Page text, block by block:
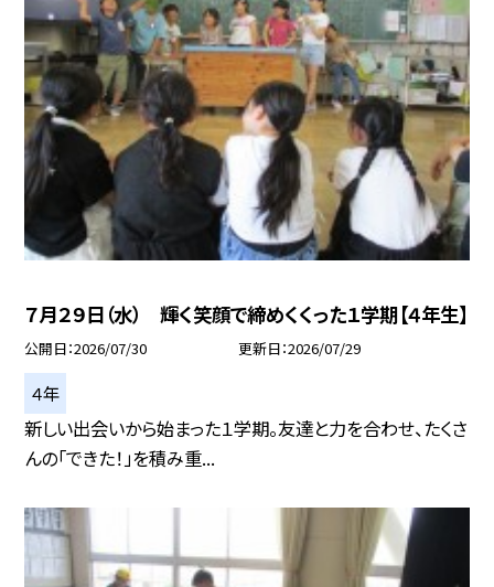
７月２９日（水） 輝く笑顔で締めくくった１学期【４年生】
公開日 2026/07/30 更新日 2026/07/29
４年
新しい出会いから始まった１学期。友達と力を合わせ、たくさ
んの「できた！」を積み重...